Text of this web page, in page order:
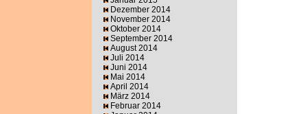
Dezember 2014
November 2014
Oktober 2014
September 2014
August 2014
Juli 2014
Juni 2014
Mai 2014
April 2014
März 2014
Februar 2014